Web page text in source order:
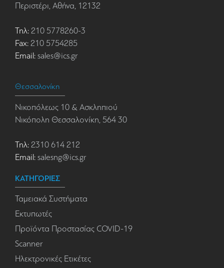
Περιστέρι, Αθήνα, 12132
Τηλ: 210 5778260-3
Fax: 210 5754285
Email: sales@ics.gr
Θεσσαλονίκη
Νικοπόλεως 10 & Ασκληπιού
Νικόπολη Θεσσαλονίκη, 564 30
Τηλ: 2310 614 212
Email: salesng@ics.gr
ΚΑΤΗΓΟΡΙΕΣ
Ταμειακά Συστήματα
Εκτυπωτές
Προϊόντα Προστασίας COVID-19
Scanner
Ηλεκτρονικές Ετικέτες